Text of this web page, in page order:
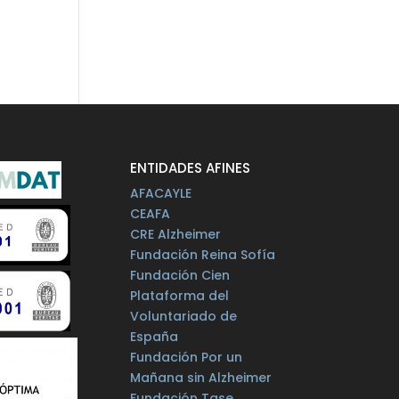
ENTIDADES AFINES
AFACAYLE
CEAFA
CRE Alzheimer
Fundación Reina Sofía
Fundación Cien
Plataforma del
Voluntariado de
España
Fundación Por un
Mañana sin Alzheimer